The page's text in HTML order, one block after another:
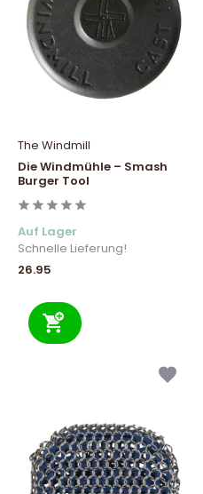
The Windmill
Die Windmühle – Smash
Burger Tool
Auf Lager
Schnelle Lieferung!
26.95